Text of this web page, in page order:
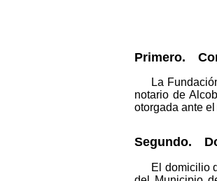
Primero.
La
notario de
otorgada ante
Segundo.
El domicilio